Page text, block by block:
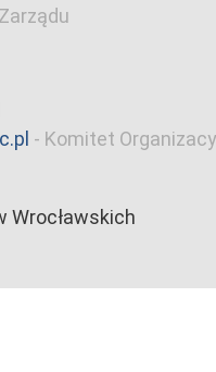
- Komitet
Wrocławskich